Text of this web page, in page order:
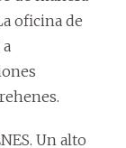
oficina de
Un alto